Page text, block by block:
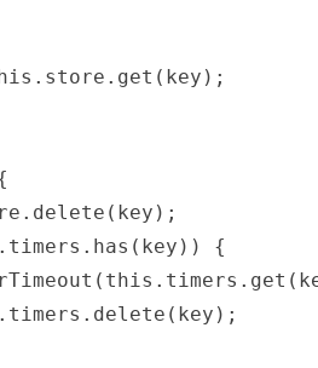
. store . get ( key ) ;
. delete ( key ) ;
. timers . has ( key ) )
{
( this . timers . get (
. timers . delete ( key ) ;